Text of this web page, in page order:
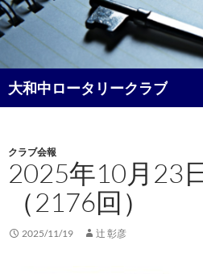
コ
ン
テ
ン
ツ
へ
ッ
プ
大和中ロータリークラブ
検
索
クラブ会報
2025年10月23
（2176回）
2025/11/19 辻 彰彦